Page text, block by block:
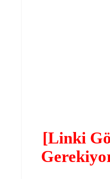
[Linki